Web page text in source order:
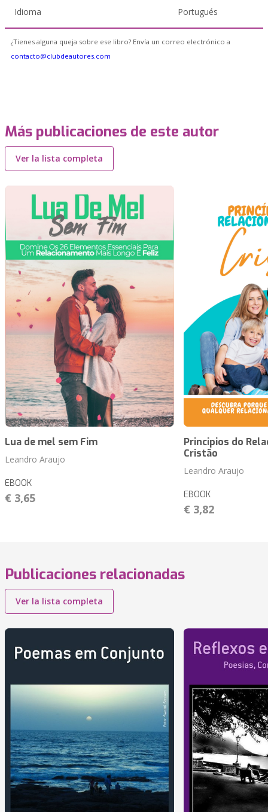
Idioma Portugués
¿Tienes alguna queja sobre ese libro? Envía un correo electrónico a
contacto@clubdeautores.com
Más publicaciones de este autor
Ver la lista completa
Lua de mel sem Fim
Leandro Araujo
EBOOK
€ 3,65
Principios do
Cristão
Leandro Araujo
EBOOK
€ 3,82
Publicaciones relacionadas
Ver la lista completa